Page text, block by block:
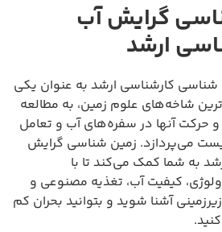
گرایش آب
ارشد
کارشناسی ارشد به عنوان یکی
شاخه‌های علوم زمین، به مطالعه
و حرکت آنها در سفره‌های آب و تعامل
می‌پردازد. زمین شناسی گرایش
به شما کمک می‌کند تا با
کیفیت آب، تغذیه مصنوعی و
آشنا شوید و بتوانید بحران کم